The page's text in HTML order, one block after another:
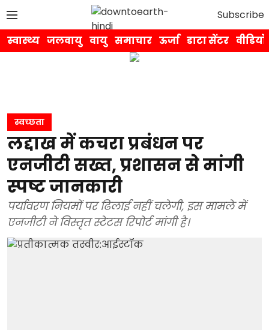
Subscribe
स्वास्थ्य जलवायु वायु समाचार ऊर्जा डाटा सेंटर वीडियो
स्वच्छता
लद्दाख में कचरा प्रबंधन पर
एनजीटी सख्त, प्रशासन से मांगी
स्पष्ट जानकारी
पर्यावरण नियमों पर ढिलाई नहीं चलेगी, इस मामले में
एनजीटी ने विस्तृत स्टेटस रिपोर्ट मांगी है।